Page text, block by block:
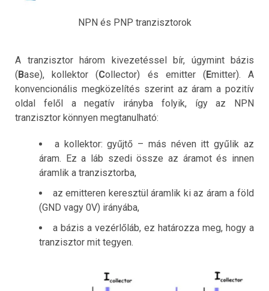
NPN és PNP tranzisztorok
A tranzisztor három kivezetéssel bír, úgymint bázis
( Base), kollektor (Collector) és emitter ( Emitter). A
konvencionális megközelítés szerint az áram a pozitív
oldal felől a negatív irányba folyik, így az NPN
tranzisztor könnyen megtanulható:
a kollektor: gyűjtő – más néven itt gyűlik az
áram. Ez a láb szedi össze az áramot és innen
áramlik a tranzisztorba,
az emitteren keresztül áramlik ki az áram a föld
(GND vagy 0V) irányába,
a bázis a vezérlőláb, ez határozza meg, hogy a
tranzisztor mit tegyen.